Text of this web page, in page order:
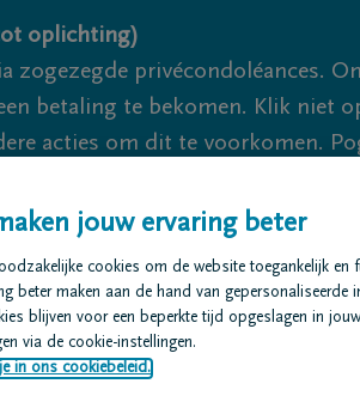
oplichting)
zogezegde privécondoléances.
betaling te bekomen. Klik niet
acties om dit te voorkomen.
Overlijdensberichten Ons
jouw ervaring beter
cookies om de website toegankelijk en
beter maken aan de hand van gepersonaliseerde
blijven voor een beperkte tijd opgeslagen in
via de cookie-instellingen.
in ons cookiebeleid.